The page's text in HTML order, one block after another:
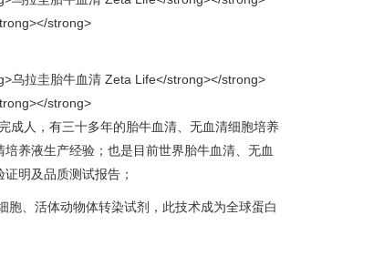
成人，有三十多年的胎牛血清、无血清细胞培养
养液生产经验；也是目前世界胎牛血清、无血
明及品质测试报告；
、活体动物体转染试剂，此技术成为全球蛋白